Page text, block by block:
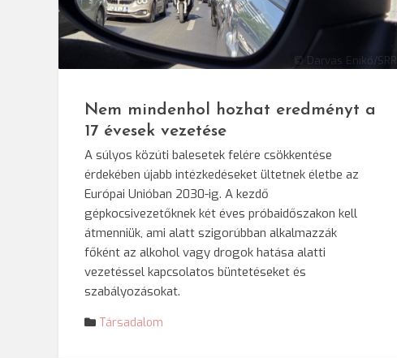
© Darvas Enikő/SRR
Nem mindenhol hozhat eredményt a
17 évesek vezetése
A súlyos közúti balesetek felére csökkentése
érdekében újabb intézkedéseket ültetnek életbe az
Európai Unióban 2030-ig. A kezdő
gépkocsivezetőknek két éves próbaidőszakon kell
átmenniük, ami alatt szigorúbban alkalmazzák
főként az alkohol vagy drogok hatása alatti
vezetéssel kapcsolatos büntetéseket és
szabályozásokat.
Társadalom